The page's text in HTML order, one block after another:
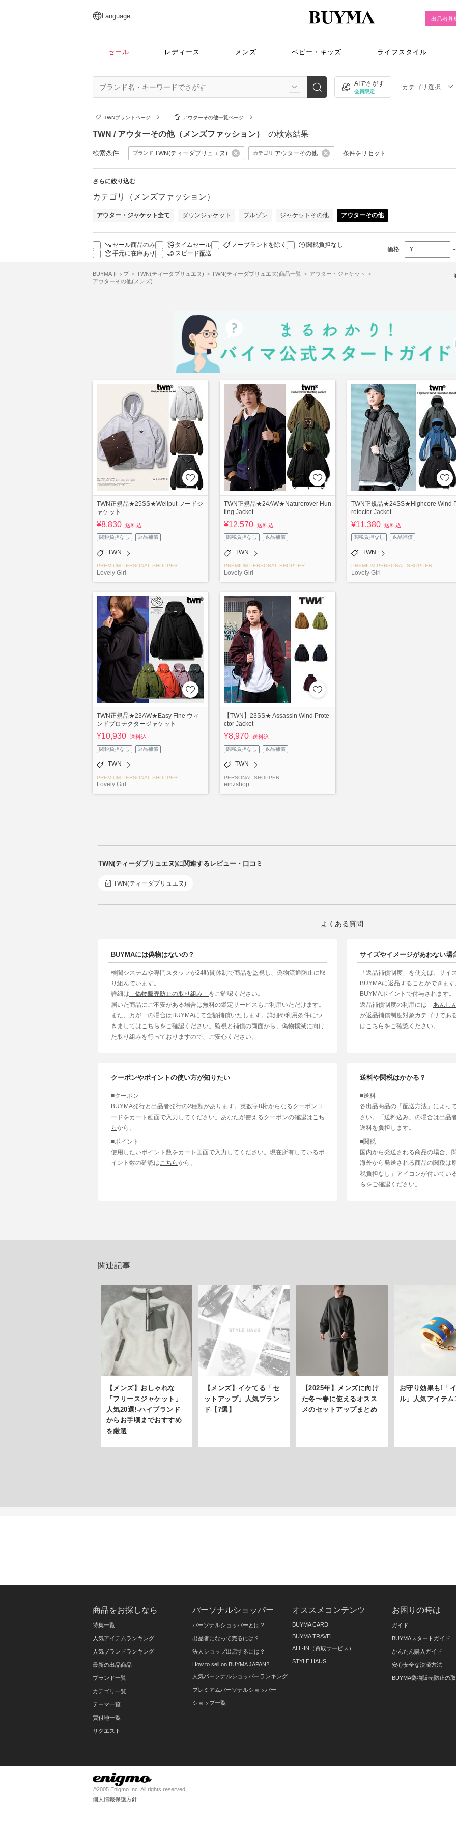
日本語
English
简体中文
繁體中文
Language 出品者募
セール レディース メンズ ベビー・キッズ ライフスタイル
AIでさがす
会員限定
カテゴリ選択
TWNブランドページ アウターその他一覧ページ
TWN / アウターその他（メンズファッション） の検索結果
検索条件 ブランド TWN(ティーダブリュエヌ) カテゴリ アウターその他 条件をリセット
さらに絞り込む
カテゴリ（メンズファッション）
アウター・ジャケット全て ダウンジャケット ブルゾン ジャケットその他 アウターその他
セール商品のみ タイムセール ノーブランドを除く
関税負担なし
手元に在庫あり
スピード配送
価格 ¥
BUYMAトップ TWN(ティーダブリュエヌ) TWN(ティーダブリュエヌ)商品一覧
アウター・ジャケット
アウターその他(メンズ)
TWN正規品★25SS★Wellput フードジ
ャケット
¥8,830 送料込
関税負担なし 返品補償
TWN
PREMIUM PERSONAL SHOPPER
Lovely Girl
TWN正規品★24AW★Naturerover Hun
ting Jacket
¥12,570 送料込
関税負担なし 返品補償
TWN
PREMIUM PERSONAL SHOPPER
Lovely Girl
TWN正規品★24SS★Highcore Wind
rotector Jacket
¥11,380 送料込
関税負担なし 返品補償
TWN
PREMIUM PERSONAL SHOPPER
Lovely Girl
TWN正規品★23AW★Easy Fine ウィ
ンドプロテクタージャケット
¥10,930 送料込
関税負担なし 返品補償
TWN
PREMIUM PERSONAL SHOPPER
Lovely Girl
【TWN】23SS★ Assassin Wind Prote
ctor Jacket
¥8,970 送料込
関税負担なし 返品補償
TWN
PERSONAL SHOPPER
einzshop
TWN(ティーダブリュエヌ)に関連するレビュー・口コミ
TWN(ティーダブリュエヌ)
よくある質問
BUYMAには偽物はないの？
検閲システムや専門スタッフが24時間体制で商品を監視し、偽物流通防止に取
り組んでいます。
詳細は 「偽物販売防止の取り組み」 をご確認ください。
届いた商品にご不安がある場合は無料の鑑定サービスもご利用いただけます。
また、万が一の場合はBUYMAにて全額補償いたします。詳細や利用条件につ
きましては こちら をご確認ください。監視と補償の両面から、偽物撲滅に向け
た取り組みを行っておりますので、ご安心ください。
サイズやイメージがあわない場
「返品補償制度」を使えば、サ
BUYMAに返品することができま
BUYMAポイントで付与されます。
返品補償制度の利用には「あんし
が返品補償制度対象カテゴリであ
は こちら をご確認ください。
クーポンやポイントの使い方が知りたい
■クーポン
BUYMA発行と出品者発行の2種類があります。英数字8桁からなるクーポンコ
ードをカート画面で入力してください。あなたが使えるクーポンの確認は こち
らから。
■ポイント
使用したいポイント数をカート画面で入力してください。現在所有しているポ
イント数の確認は こちらから。
送料や関税はかかる？
■送料
各出品商品の「配送方法」によっ
さい。「送料込み」の場合は出品
送料を負担します。
■関税
国内から発送される商品の場合、
海外から発送される商品の関税は
税負担なし」アイコンが付いてい
ら をご確認ください。
関連記事
【メンズ】おしゃれな
「フリースジャケット」
人気20選!-ハイブランド
からお手頃までおすすめ
を厳選
【メンズ】イケてる「セ
ットアップ」人気ブラン
ド【7選】
【2025年】メンズに向け
た冬〜春に使えるオスス
メのセットアップまとめ
お守り効果も!「
ル」人気アイテ
商品をお探しなら
特集一覧
人気アイテムランキング
人気ブランドランキング
最新の出品商品
ブランド一覧
カテゴリ一覧
テーマ一覧
買付地一覧
リクエスト
パーソナルショッパー
パーソナルショッパーとは？
出品者になって売るには？
法人ショップ出店するには？
How to sell on BUYMA JAPAN?
人気パーソナルショッパーランキング
プレミアムパーソナルショッパー
ショップ一覧
オススメコンテンツ
BUYMA CARD
BUYMA TRAVEL
ALL-IN（買取サービス）
STYLE HAUS
お困りの時は
ガイド
BUYMAスタートガイド
かんたん購入ガイド
安心安全な決済方法
BUYMA偽物販売防止の
©2005 Enigmo Inc. All rights reserved.
個人情報保護方針